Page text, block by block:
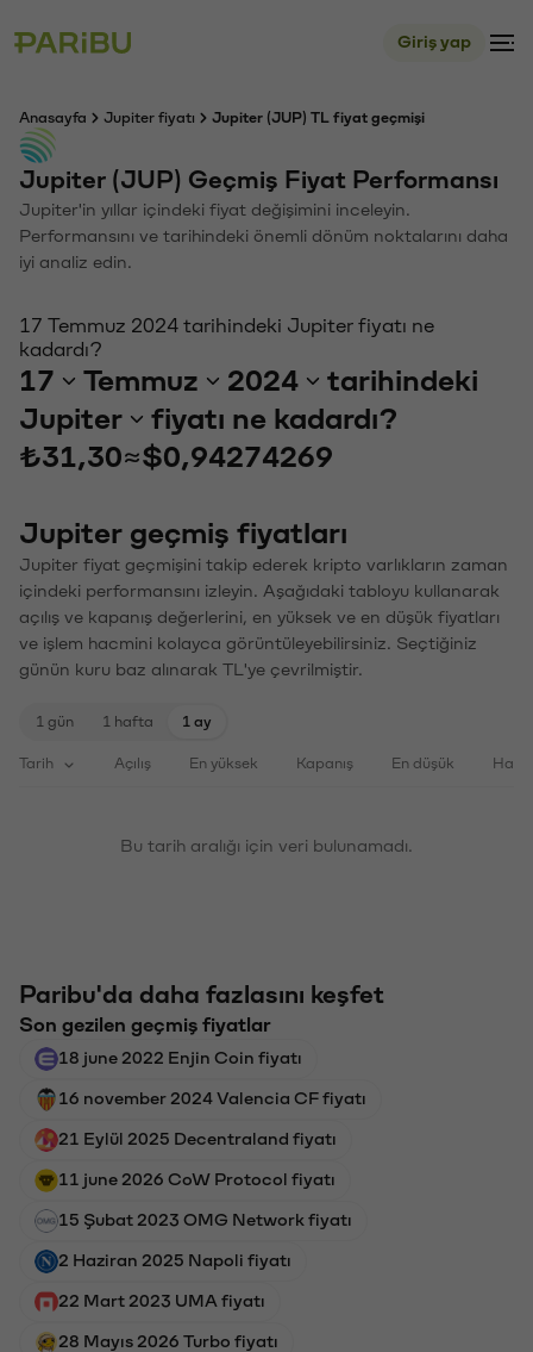
Giriş yap
Anasayfa Jupiter fiyatı Jupiter (JUP) TL fiyat geçmişi
Jupiter (JUP) Geçmiş Fiyat Performansı
Jupiter'in yıllar içindeki fiyat değişimini inceleyin.
Performansını ve tarihindeki önemli dönüm noktalarını daha
iyi analiz edin.
17 Temmuz 2024 tarihindeki Jupiter fiyatı ne
kadardı?
17 Temmuz 2024
tarihindeki
Jupiter
fiyatı ne kadardı?
₺31,30≈$0,94274269
Jupiter geçmiş fiyatları
Jupiter fiyat geçmişini takip ederek kripto varlıkların zaman
içindeki performansını izleyin. Aşağıdaki tabloyu kullanarak
açılış ve kapanış değerlerini, en yüksek ve en düşük fiyatları
ve işlem hacmini kolayca görüntüleyebilirsiniz. Seçtiğiniz
günün kuru baz alınarak TL'ye çevrilmiştir.
1 gün 1 hafta 1 ay
Tarih Açılış En yüksek Kapanış En düşük
Bu tarih aralığı için veri bulunamadı.
Paribu'da daha fazlasını keşfet
Son gezilen geçmiş fiyatlar
18 june 2022 Enjin Coin fiyatı
16 november 2024 Valencia CF fiyatı
21 Eylül 2025 Decentraland fiyatı
11 june 2026 CoW Protocol fiyatı
15 Şubat 2023 OMG Network fiyatı
2 Haziran 2025 Napoli fiyatı
22 Mart 2023 UMA fiyatı
28 Mayıs 2026 Turbo fiyatı